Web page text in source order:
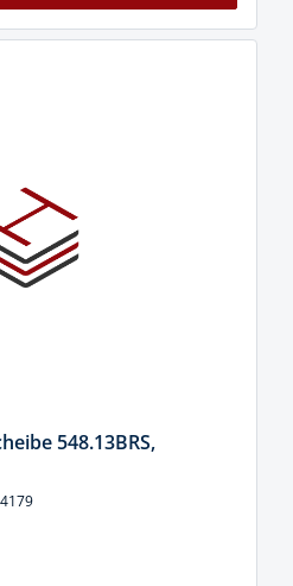
548.13BRS,